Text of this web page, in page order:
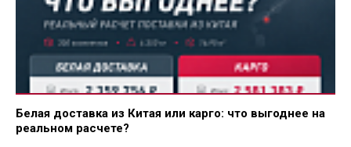
Белая доставка из Китая или карго: что выгоднее на
реальном расчете?